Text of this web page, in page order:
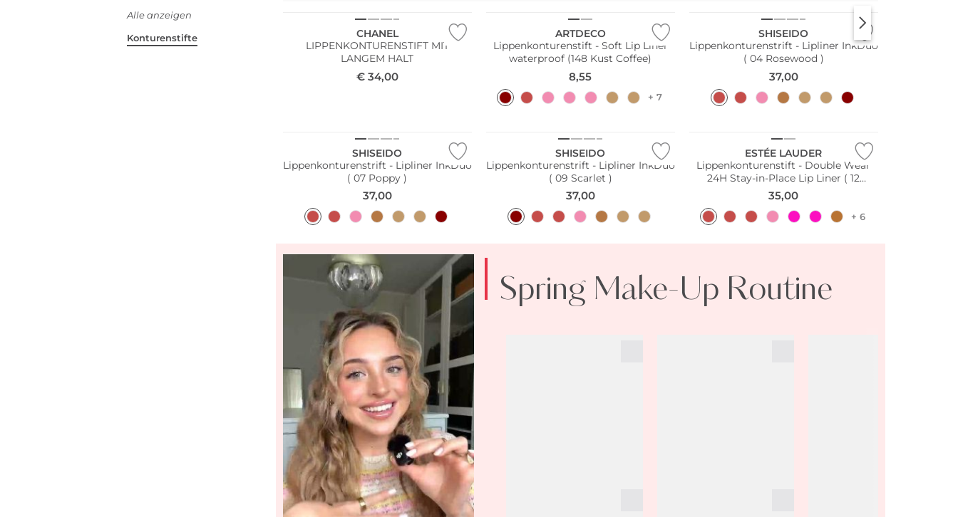
Alle anzeigen
Konturenstifte
CHANEL
LIPPENKONTURENSTIFT MIT
LANGEM HALT
€ 34,00
ARTDECO
Lippenkonturenstift - Soft Lip Liner
waterproof (148 Kust Coffee)
8,55
+ 7
SHISEIDO
Lippenkonturenstrift - Lipliner InkDuo
( 04 Rosewood )
37,00
SHISEIDO
Lippenkonturenstrift - Lipliner InkDuo
( 07 Poppy )
37,00
SHISEIDO
Lippenkonturenstrift - Lipliner InkDuo
( 09 Scarlet )
37,00
ESTÉE LAUDER
Lippenkonturenstift - Double Wear
24H Stay-in-Place Lip Liner ( 12
Gragile Ego )
35,00
+ 6
Spring Make-Up Routine